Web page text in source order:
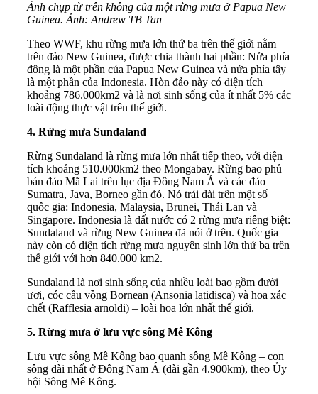
Ảnh chụp từ trên không của một rừng mưa ở Papua New
Guinea. Ảnh: Andrew TB Tan
Theo WWF, khu rừng mưa lớn thứ ba trên thế giới nằm
trên đảo New Guinea, được chia thành hai phần: Nửa phía
đông là một phần của Papua New Guinea và nửa phía tây
là một phần của Indonesia. Hòn đảo này có diện tích
khoảng 786.000km2 và là nơi sinh sống của ít nhất 5% các
loài động thực vật trên thế giới.
4. Rừng mưa Sundaland
Rừng Sundaland là rừng mưa lớn nhất tiếp theo, với diện
tích khoảng 510.000km2 theo Mongabay. Rừng bao phủ
bán đảo Mã Lai trên lục địa Đông Nam Á và các đảo
Sumatra, Java, Borneo gần đó. Nó trải dài trên một số
quốc gia: Indonesia, Malaysia, Brunei, Thái Lan và
Singapore. Indonesia là đất nước có 2 rừng mưa riêng biệt:
Sundaland và rừng New Guinea đã nói ở trên. Quốc gia
này còn có diện tích rừng mưa nguyên sinh lớn thứ ba trên
thế giới với hơn 840.000 km2.
Sundaland là nơi sinh sống của nhiều loài bao gồm đười
ươi, cóc cầu vồng Bornean (Ansonia latidisca) và hoa xác
chết (Rafflesia arnoldi) – loài hoa lớn nhất thế giới.
5. Rừng mưa ở lưu vực sông Mê Kông
Lưu vực sông Mê Kông bao quanh sông Mê Kông – con
sông dài nhất ở Đông Nam Á (dài gần 4.900km), theo Ủy
hội Sông Mê Kông.